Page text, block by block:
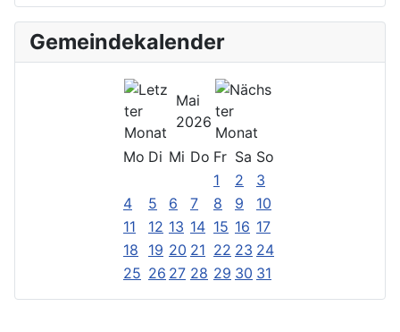
Gemeindekalender
Mai
2026
Mo Di Mi Do Fr Sa So
1
2
3
4
5 6 7 8 9
10
11
12 13 14 15 16 17
18
19 20 21 22 23 24
25 26 27 28 29 30 31